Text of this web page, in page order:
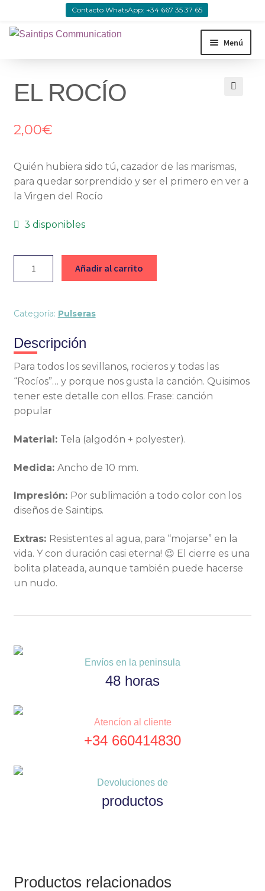
Ir a la navegación
Ir al contenido
Menú
Cuadernos&Libretas
Christmas
EL ROCÍO
2,00€
Quién hubiera sido tú, cazador de las marismas,
para quedar sorprendido y ser el primero en ver a
la Virgen del Rocío
3 disponibles
Añadir al carrito
Categoría: Pulseras
Descripción
Para todos los sevillanos, rocieros y todas las
“Rocíos”… y porque nos gusta la canción. Quisimos
tener este detalle con ellos. Frase: canción
popular
Material: Tela (algodón + polyester).
Medida: Ancho de 10 mm.
Impresión: Por sublimación a todo color con los
diseños de Saintips.
Extras: Resistentes al agua, para “mojarse” en la
vida. Y con duración casi eterna! 😉 El cierre es una
bolita plateada, aunque también puede hacerse
un nudo.
Envíos en la peninsula
48 horas
Atencíon al cliente
+34 660414830
Devoluciones de
productos
Productos relacionados
Contacto WhatsApp: +34 667 35 37 65